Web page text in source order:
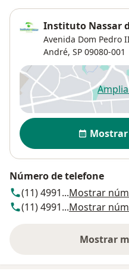
Instituto Nassar
Avenida Dom Pedro
André, SP 09080-001
Disponibilidade
Número de telefone
(11) 4991...Mostrar
(11) 4991...Mostrar
Mostrar